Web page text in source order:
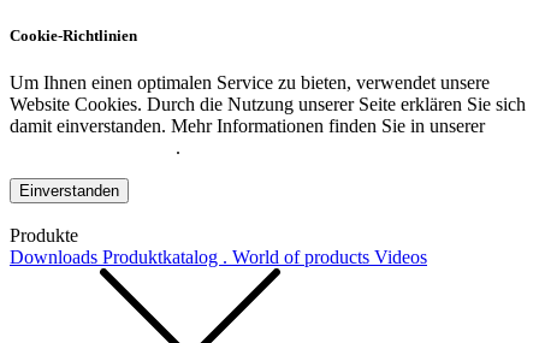
Cookie-Richtlinien
Um Ihnen einen optimalen Service zu bieten, verwendet unsere
Website Cookies. Durch die Nutzung unserer Seite erklären Sie sich
damit einverstanden. Mehr Informationen finden Sie in unserer
.
Einverstanden
Produkte
Downloads Produktkatalog . World of products Videos